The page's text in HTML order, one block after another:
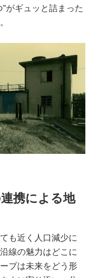
がギュッと詰まった
携による地
も近く人口減少に
線の魅力はどこに
プは未来をどう形